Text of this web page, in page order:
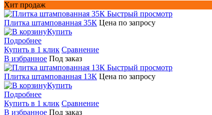
Хит продаж
Быстрый просмотр
Плитка штампованная 35К Цена по запросу
Купить
Подробнее
Купить в 1 клик Сравнение
В избранное Под заказ
Быстрый просмотр
Плитка штампованная 13К Цена по запросу
Купить
Подробнее
Купить в 1 клик Сравнение
В избранное Под заказ